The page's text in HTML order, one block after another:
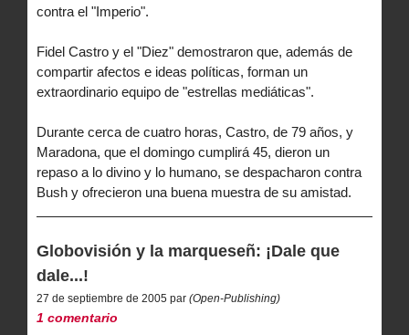
contra el "Imperio".
Fidel Castro y el "Diez" demostraron que, además de
compartir afectos e ideas políticas, forman un
extraordinario equipo de "estrellas mediáticas".
Durante cerca de cuatro horas, Castro, de 79 años, y
Maradona, que el domingo cumplirá 45, dieron un
repaso a lo divino y lo humano, se despacharon contra
Bush y ofrecieron una buena muestra de su amistad.
Globovisión y la marqueseñ: ¡Dale que
dale...!
27 de septiembre de 2005 par (Open-Publishing)
1 comentario